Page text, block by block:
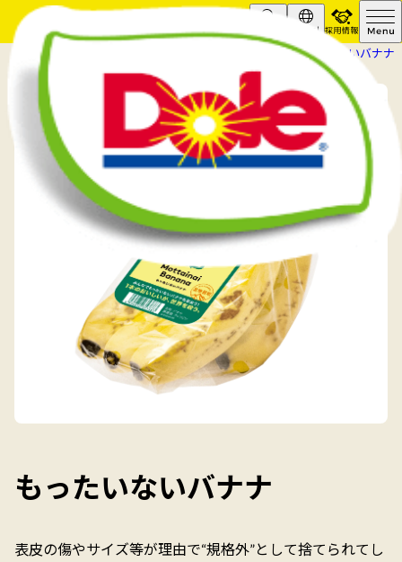
Search Global
採用情報
もったいないバナナ
もったいないバナナ
表皮の傷やサイズ等が理由で“規格外”として捨てられてし